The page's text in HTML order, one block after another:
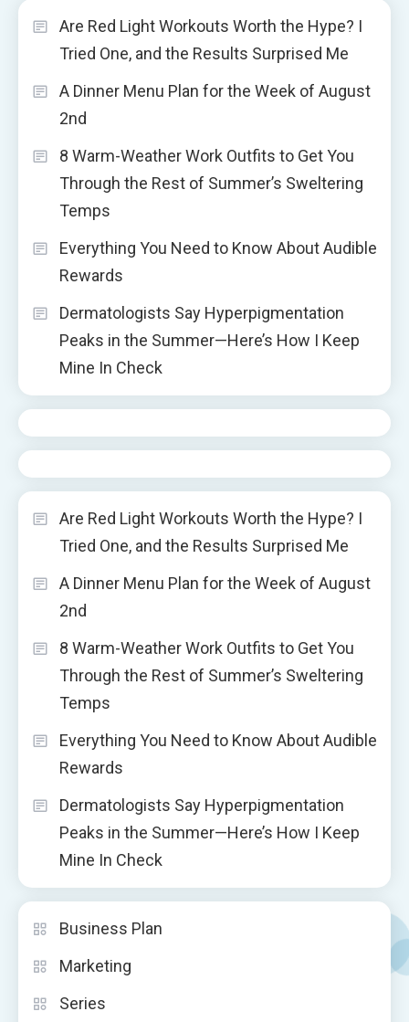
Are Red Light Workouts Worth the Hype? I
Tried One, and the Results Surprised Me
A Dinner Menu Plan for the Week of August
2nd
8 Warm-Weather Work Outfits to Get You
Through the Rest of Summer’s Sweltering
Temps
Everything You Need to Know About Audible
Rewards
Dermatologists Say Hyperpigmentation
Peaks in the Summer—Here’s How I Keep
Mine In Check
Are Red Light Workouts Worth the Hype? I
Tried One, and the Results Surprised Me
A Dinner Menu Plan for the Week of August
2nd
8 Warm-Weather Work Outfits to Get You
Through the Rest of Summer’s Sweltering
Temps
Everything You Need to Know About Audible
Rewards
Dermatologists Say Hyperpigmentation
Peaks in the Summer—Here’s How I Keep
Mine In Check
Business Plan
Marketing
Series